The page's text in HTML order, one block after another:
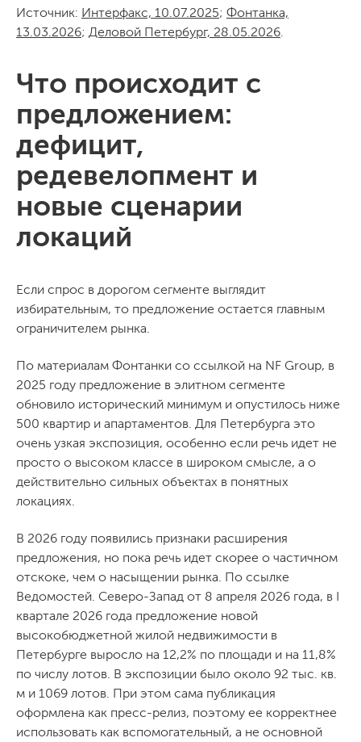
Источник: Интерфакс, 10.07.2025; Фонтанка,
13.03.2026; Деловой Петербург, 28.05.2026
Что происходит с
предложением:
дефицит,
редевелопмент и
новые сценарии
локаций
Если спрос в дорогом сегменте выглядит
избирательным, то предложение остается главным
ограничителем рынка.
По материалам Фонтанки со ссылкой на NF Group, в
2025 году предложение в элитном сегменте
обновило исторический минимум и опустилось ниже
500 квартир и апартаментов. Для Петербурга это
очень узкая экспозиция, особенно если речь идет не
просто о высоком классе в широком смысле, а о
действительно сильных объектах в понятных
локациях.
В 2026 году появились признаки расширения
предложения, но пока речь идет скорее о частичном
отскоке, чем о насыщении рынка. По ссылке
Ведомостей. Северо-Запад от 8 апреля 2026 года, в I
квартале 2026 года предложение новой
высокобюджетной жилой недвижимости в
Петербурге выросло на 12,2% по площади и на 11,8%
по числу лотов. В экспозиции было около 92 тыс. кв.
м и 1069 лотов. При этом сама публикация
оформлена как пресс-релиз, поэтому ее корректнее
использовать как вспомогательный, а не основной